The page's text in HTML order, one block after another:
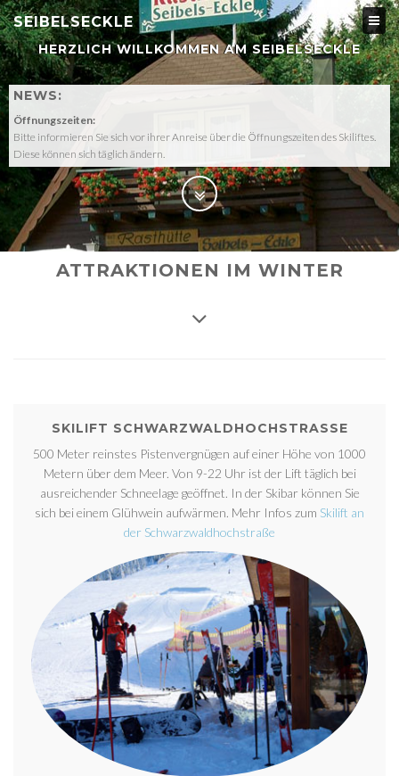
SEIBELSECKLE
HERZLICH WILLKOMMEN AM SEIBELSECKLE
NEWS:
Öffnungszeiten:
Bitte informieren Sie sich vor ihrer Anreise über die Öffnungszeiten des Skiliftes.
Diese können sich täglich ändern.
ATTRAKTIONEN IM WINTER
SKILIFT SCHWARZWALDHOCHSTRASSE
500 Meter reinstes Pistenvergnügen auf einer Höhe von 1000
Metern über dem Meer. Von 9-22 Uhr ist der Lift täglich bei
ausreichender Schneelage geöffnet. In der Skibar können Sie
sich bei einem Glühwein aufwärmen. Mehr Infos zum Skilift an
der Schwarzwaldhochstraße